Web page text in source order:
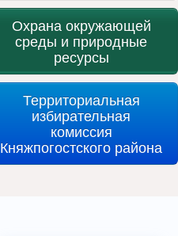
Охрана окружающей
среды и природные
ресурсы
Территориальная
избирательная
комиссия
Княжпогостского района